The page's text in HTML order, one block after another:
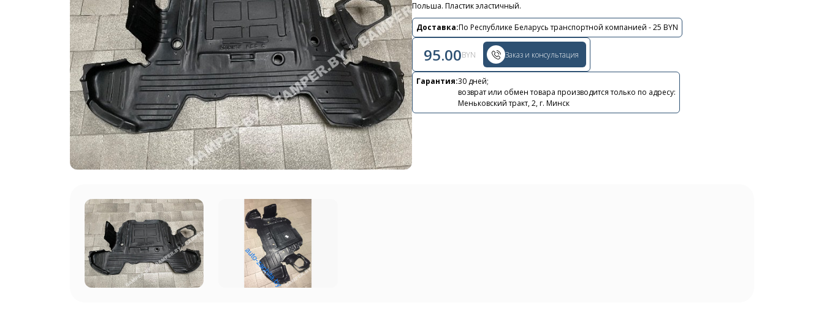
Польша. Пластик эластичный.
Доставка:По Республике Беларусь транспортной компанией - 25 BYN
95.00BYN Заказ и консультация
Гарантия:30 дней;
возврат или обмен товара производится только по адресу:
Меньковский тракт, 2, г. Минск
Контакты
+375 29 870 15 80
Viber